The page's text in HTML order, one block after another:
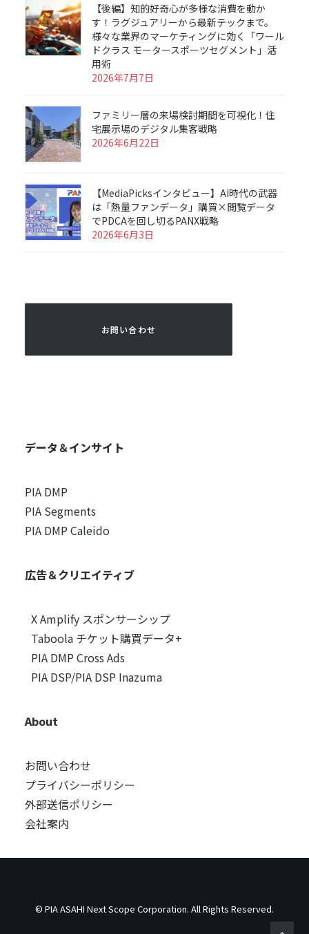
【後編】知的好奇心が多様な消費を動か
す！ラグジュアリーから最新テックまで。
様々な業界のマーケティングに効く「ワール
ドクラス モータースポーツセグメント」活
用術
2026年7月7日
ファミリー層の来場検討期間を可視化！住
宅展示場のデジタル集客戦略
2026年6月22日
【MediaPicksインタビュー】AI時代の武器
は「熱量ファンデータ」購買×閲覧データ
でPDCAを回し切るPANX戦略
2026年6月3日
お問い合わせ
データ＆インサイト
PIA DMP
PIA Segments
PIA DMP Caleido
広告＆クリエイティブ
X Amplify スポンサーシップ
Taboola チケット購買データ+
PIA DMP Cross Ads
PIA DSP/PIA DSP Inazuma
About
お問い合わせ
プライバシーポリシー
外部送信ポリシー
会社案内
© PIA ASAHI Next Scope Corporation. All Rights Reserved.